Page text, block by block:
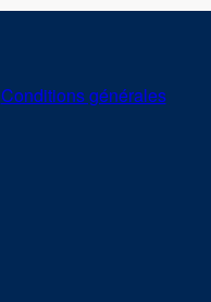
Conditions générales